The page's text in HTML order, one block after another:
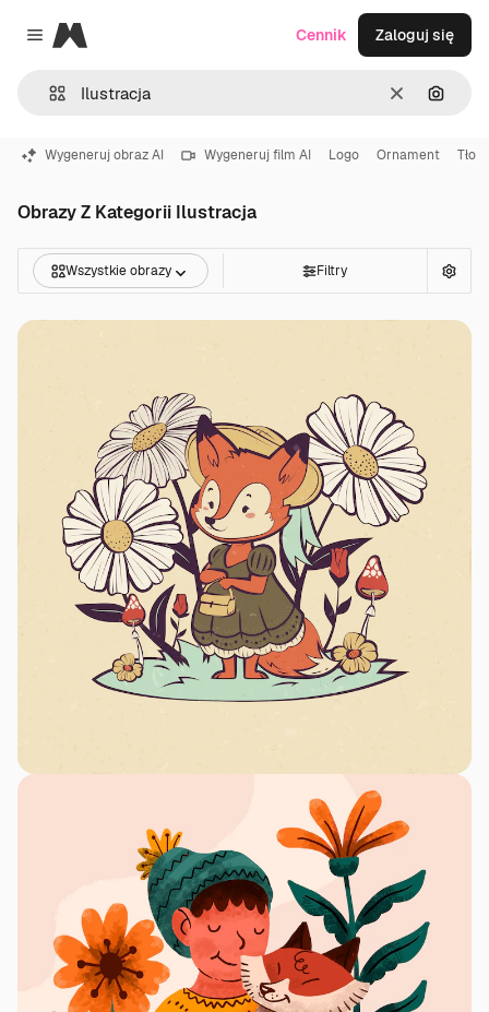
Close menu
Magnific
WyczyśćSzukaj
Cennik Zaloguj się
Wygeneruj obraz AI Wygeneruj film AI Logo Ornament Tło
Obrazy Z Kategorii Ilustracja
Wszystkie obrazy Filtry